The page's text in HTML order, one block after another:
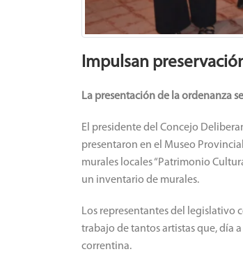
Impulsan
La presentación de la ordenanza
El presidente del Concejo
presentaron en el Museo
murales locales “Patrimonio
un inventario de murales.
Los representantes del legislativo
trabajo de tantos artistas que, día
correntina.